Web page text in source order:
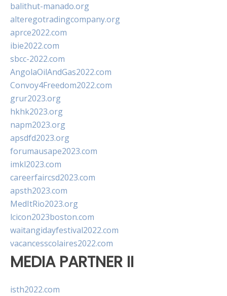
balithut-manado.org
alteregotradingcompany.org
aprce2022.com
ibie2022.com
sbcc-2022.com
AngolaOilAndGas2022.com
Convoy4Freedom2022.com
grur2023.org
hkhk2023.org
napm2023.org
apsdfd2023.org
forumausape2023.com
imkl2023.com
careerfaircsd2023.com
apsth2023.com
MedItRio2023.org
lcicon2023boston.com
waitangidayfestival2022.com
vacancesscolaires2022.com
MEDIA PARTNER II
isth2022.com